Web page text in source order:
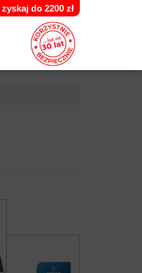
zyskaj do 2200 zł
5